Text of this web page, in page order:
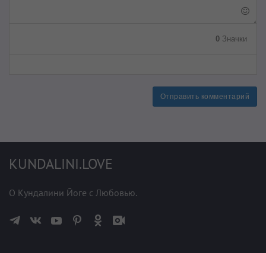
0 Значки
Отправить комментарий
KUNDALINI.LOVE
О Кундалини Йоге с Любовью.